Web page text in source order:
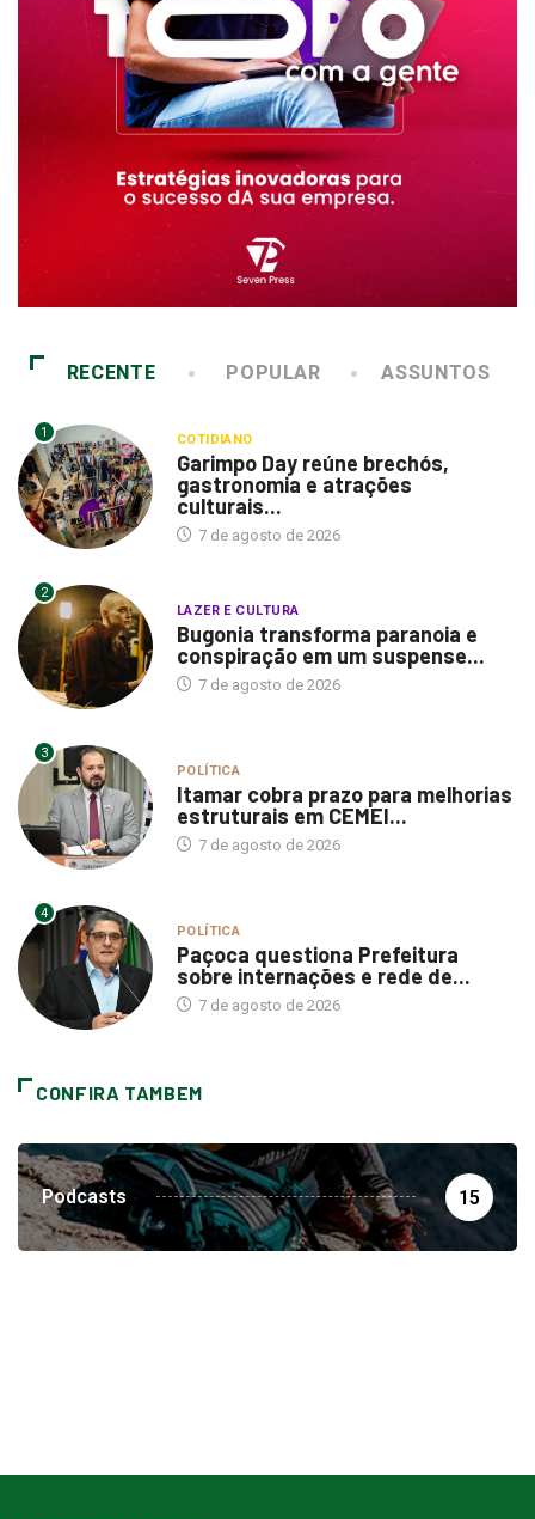
RECENTE POPULAR ASSUNTOS
1 COTIDIANO
Garimpo Day reúne brechós,
gastronomia e atrações
culturais...
7 de agosto de 2026
2
LAZER E CULTURA
Bugonia transforma paranoia e
conspiração em um suspense...
7 de agosto de 2026
3
POLÍTICA
Itamar cobra prazo para melhorias
estruturais em CEMEI...
7 de agosto de 2026
4
POLÍTICA
Paçoca questiona Prefeitura
sobre internações e rede de...
7 de agosto de 2026
CONFIRA TAMBEM
Podcasts 15